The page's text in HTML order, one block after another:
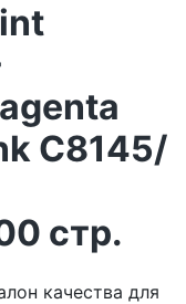
C8145/
стр.
качества для